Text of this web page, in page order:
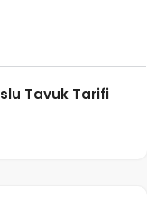
Tavuk Tarifi